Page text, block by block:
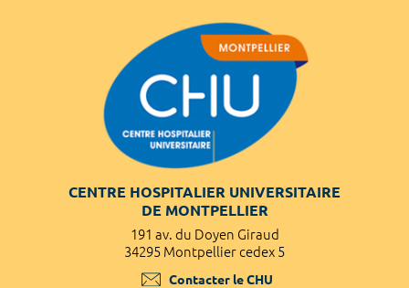
CENTRE HOSPITALIER UNIVERSITAIRE
DE MONTPELLIER
191 av. du Doyen Giraud
34295 Montpellier cedex 5
Contacter le CHU